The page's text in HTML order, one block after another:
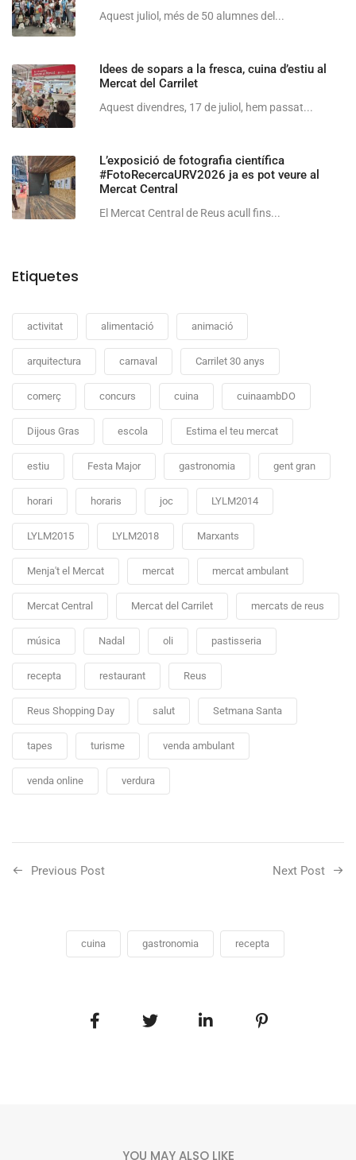
Aquest juliol, més de 50 alumnes del...
Idees de sopars a la fresca, cuina d’estiu al
Mercat del Carrilet
Aquest divendres, 17 de juliol, hem passat...
L’exposició de fotografia científica
#FotoRecercaURV2026 ja es pot veure al
Mercat Central
El Mercat Central de Reus acull fins...
Etiquetes
activitat alimentació animació
arquitectura carnaval Carrilet 30 anys
comerç concurs cuina cuinaambDO
Dijous Gras escola Estima el teu mercat
estiu Festa Major gastronomia gent gran
horari horaris joc LYLM2014
LYLM2015 LYLM2018 Marxants
Menja't el Mercat mercat mercat ambulant
Mercat Central Mercat del Carrilet mercats de reus
música Nadal oli pastisseria
recepta restaurant Reus
Reus Shopping Day salut Setmana Santa
tapes turisme venda ambulant
venda online verdura
Previous Post Next Post
cuina gastronomia recepta
YOU MAY ALSO LIKE